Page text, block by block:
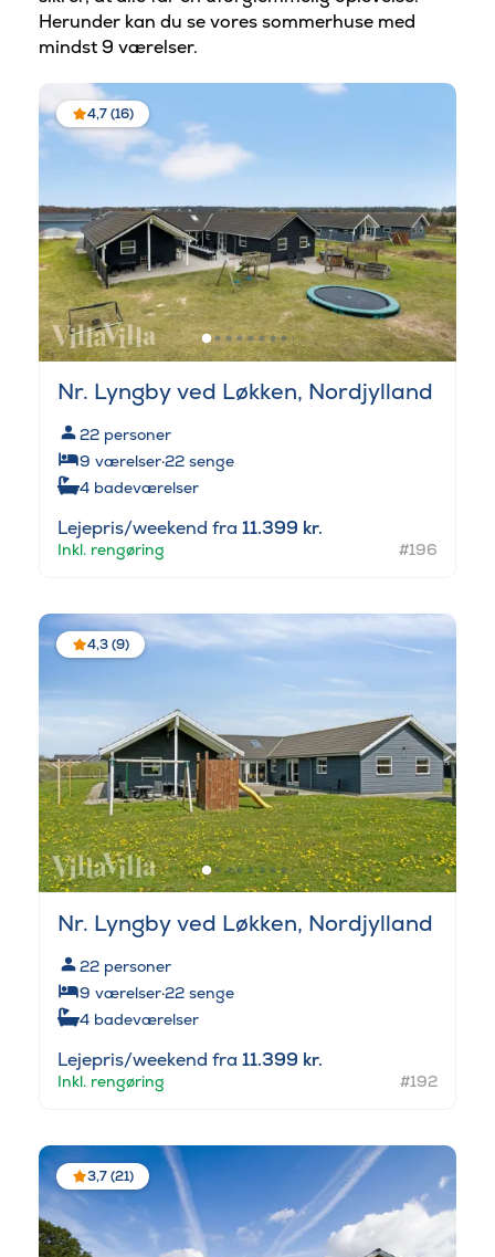
Herunder kan du se vores sommerhuse med
mindst 9 værelser.
4,7 (16)
Nr. Lyngby ved Løkken, Nordjylland
22 personer
9 værelser·22 senge
4 badeværelser
Lejepris/weekend fra 11.399 kr.
Inkl. rengøring #196
4,3 (9)
Nr. Lyngby ved Løkken, Nordjylland
22 personer
9 værelser·22 senge
4 badeværelser
Lejepris/weekend fra 11.399 kr.
Inkl. rengøring #192
3,7 (21)